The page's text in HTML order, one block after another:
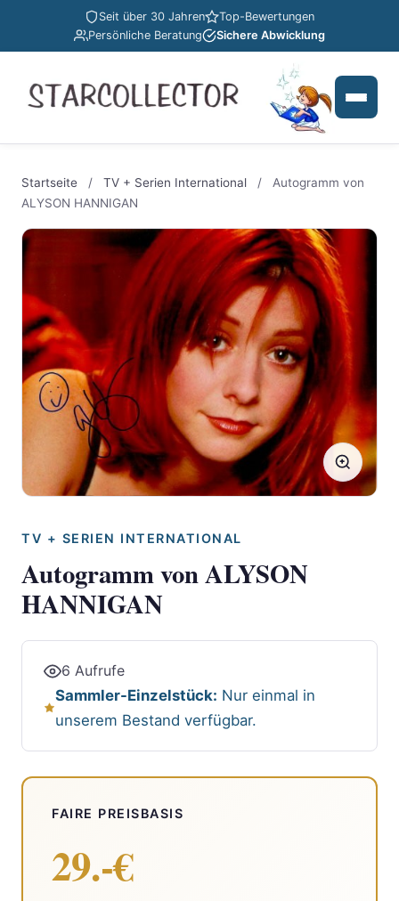
Seit über 30 Jahren
Top-Bewertungen
Persönliche Beratung
Sichere Abwicklung
Startseite / TV + Serien International /
Autogramm von
ALYSON HANNIGAN
TV + SERIEN INTERNATIONAL
Autogramm von ALYSON
HANNIGAN
6 Aufrufe
Sammler-Einzelstück: Nur einmal in
unserem Bestand verfügbar.
FAIRE PREISBASIS
29.-€